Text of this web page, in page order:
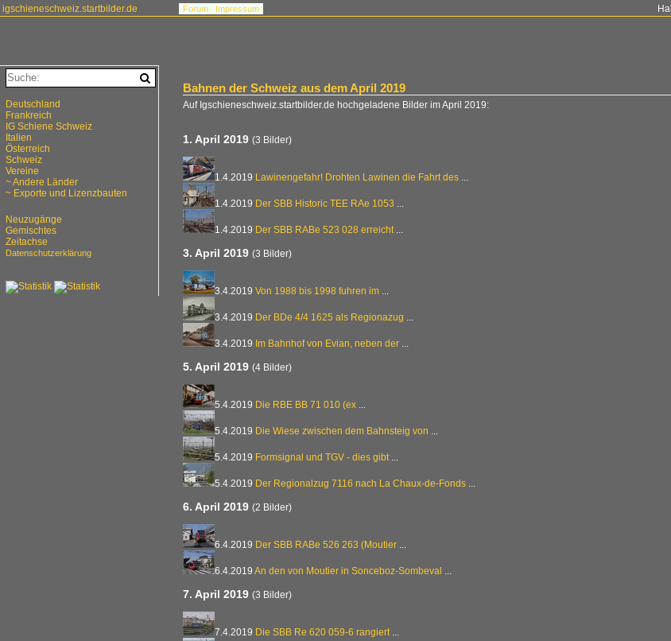
igschieneschweiz.startbilder.de Forum Impressum
Bahnen der Schweiz aus dem April 2019
Auf Igschieneschweiz.startbilder.de hochgeladene Bilder im April 2019:
1. April 2019 (3 Bilder)
1.4.2019 Lawinengefahr! Drohten Lawinen die Fahrt des ...
1.4.2019 Der SBB Historic TEE RAe 1053 ...
1.4.2019 Der SBB RABe 523 028 erreicht...
3. April 2019 (3 Bilder)
3.4.2019 Von 1988 bis 1998 fuhren im ...
3.4.2019 Der BDe 4/4 1625 als Regionazug ...
3.4.2019 Im Bahnhof von Evian, neben der ...
5. April 2019 (4 Bilder)
5.4.2019 Die RBE BB 71 010 (ex ...
5.4.2019 Die Wiese zwischen dem Bahnsteig von ...
5.4.2019 Formsignal und TGV - dies gibt...
5.4.2019 Der Regionalzug 7116 nach La Chaux-de-Fonds ...
6. April 2019 (2 Bilder)
6.4.2019 Der SBB RABe 526 263 (Moutier ...
6.4.2019 An den von Moutier in Sonceboz-Sombeval ...
7. April 2019 (3 Bilder)
7.4.2019 Die SBB Re 620 059-6 rangiert...
Deutschland
Frankreich
IG Schiene Schweiz
Italien
Österreich
Schweiz
Vereine
~ Andere Länder
~ Exporte und Lizenzbauten
Neuzugänge
Gemischtes
Zeitachse
Datenschutzerklärung